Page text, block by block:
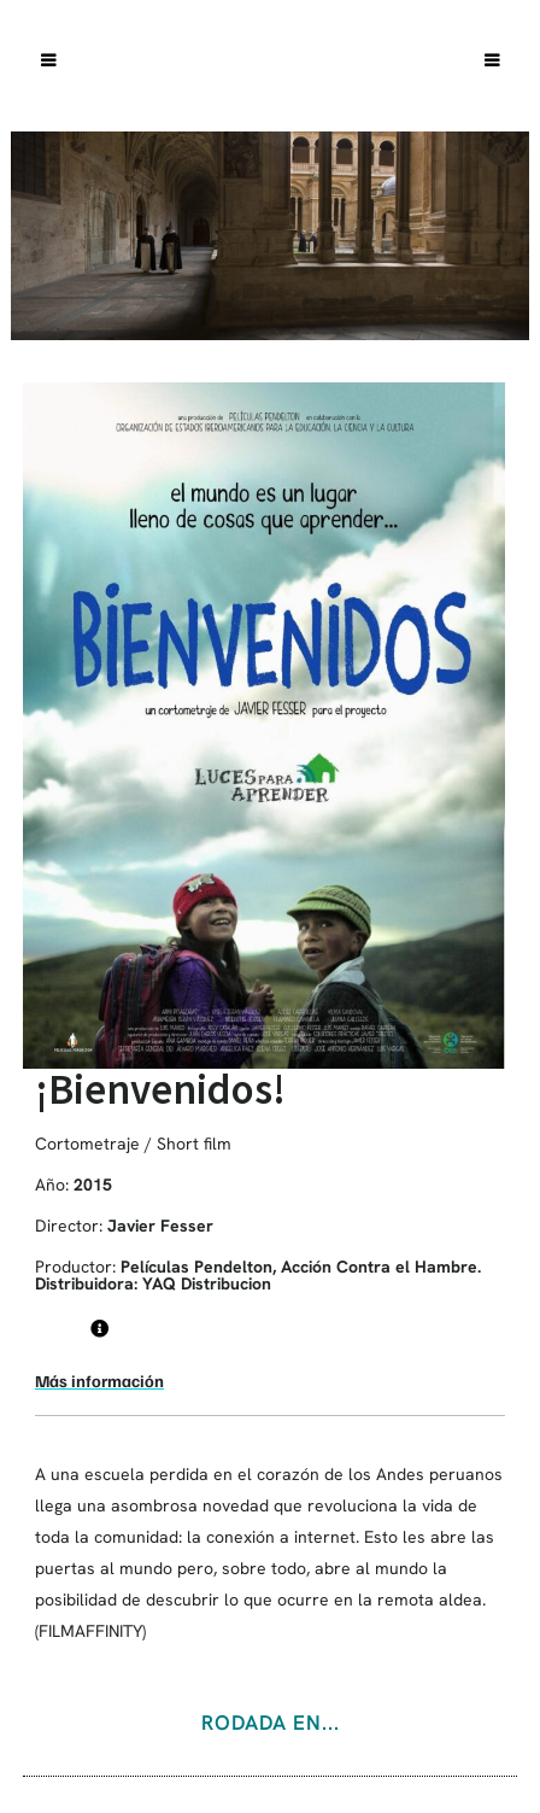
¡Bienvenidos!
Cortometraje / Short film
Año: 2015
Director: Javier Fesser
Productor: Películas Pendelton, Acción Contra el Hambre.
Distribuidora: YAQ Distribucion
Más información
A una escuela perdida en el corazón de los Andes peruanos
llega una asombrosa novedad que revoluciona la vida de
toda la comunidad: la conexión a internet. Esto les abre las
puertas al mundo pero, sobre todo, abre al mundo la
posibilidad de descubrir lo que ocurre en la remota aldea.
(FILMAFFINITY)
RODADA EN...